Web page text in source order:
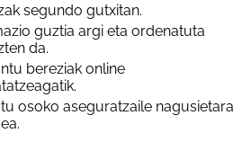
segundo gutxitan.
guztia argi eta ordenatuta
da.
bereziak online
osoko aseguratzaile nagusietara